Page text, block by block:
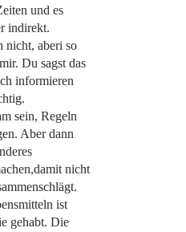
und es
indirekt.
nicht, aberi so
Du sagst das
informieren
sein, Regeln
Aber dann
nicht
ist
gehabt. Die